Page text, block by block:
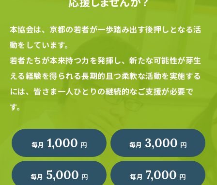
本協会は、京都の若者が一歩踏み出す後押しとなる活
動をしています。
若者たちが本来持つ力を発揮し、新たな可能性が芽生
える経験を得られる長期的且つ柔軟な活動を実施する
には、皆さま一人ひとりの継続的なご支援が必要で
す。
毎月 1,000 円 毎月 3,000 円
毎月 5,000 円 毎月 7,000 円